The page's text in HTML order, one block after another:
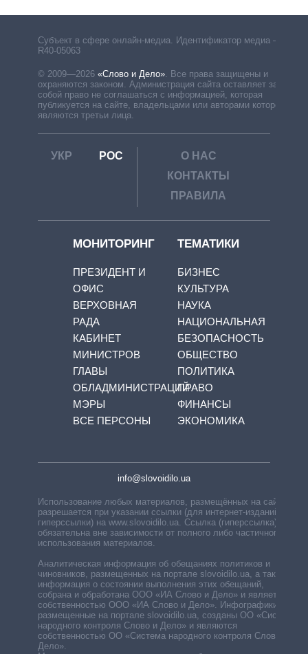
Субъект в сфере онлайн-медиа. Идентификатор медиа –
R40-05063
© 2009—2026 «Слово и Дело»
Все права защищены и
охраняются законом. Администрация сайта оставляет за
собой право не соглашаться с информацией, которая
публикуется на сайте, владельцами или авторами которой
являются третьи лица.
УКР РОС
О НАС
КОНТАКТЫ
ПРАВИЛА
МОНИТОРИНГ
ПРЕЗИДЕНТ И
ОФИС
ВЕРХОВНАЯ
РАДА
КАБИНЕТ
МИНИСТРОВ
ГЛАВЫ
ОБЛАДМИНИСТРАЦИЙ
МЭРЫ
ВСЕ ПЕРСОНЫ
ТЕМАТИКИ
БИЗНЕС
КУЛЬТУРА
НАУКА
НАЦИОНАЛЬНАЯ
БЕЗОПАСНОСТЬ
ОБЩЕСТВО
ПОЛИТИКА
ПРАВО
ФИНАНСЫ
ЭКОНОМИКА
info@slovoidilo.ua
Использование любых материалов, размещённых на сайте,
разрешается при указании ссылки (для интернет-изданий —
гиперссылки) на www.slovoidilo.ua. Ссылка (гиперссылка)
обязательна вне зависимости от полного либо частичного
использования материалов.
Аналитическая информация об обещаниях политиков и
чиновников, размещенных на портале slovoidilo.ua, а также
информация о состоянии выполнения этих обещаний,
собрана и обработана ООО «ИА Слово и Дело» и является
собственностью ООО «ИА Слово и Дело». Инфографики,
размещенные на портале slovoidilo.ua, созданы ОО «Система
народного контроля Слово и Дело» и являются
собственностью ОО «Система народного контроля Слово и
Дело».